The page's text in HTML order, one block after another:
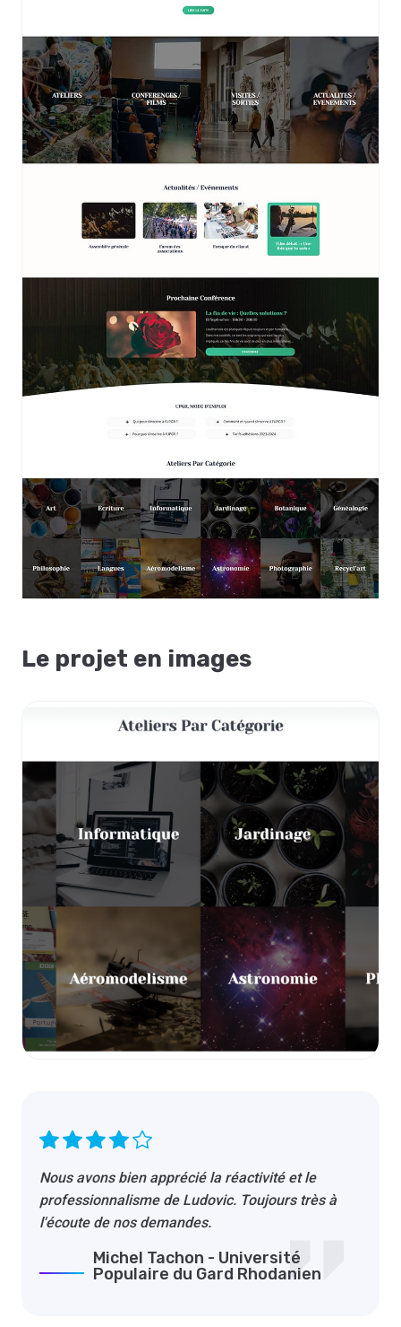
Le projet en images
Nous avons bien apprécié la réactivité et le
professionnalisme de Ludovic. Toujours très à
l'écoute de nos demandes.
Michel Tachon - Université
Populaire du Gard Rhodanien